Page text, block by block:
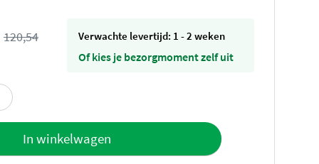
120,54 Verwachte levertijd: 1 - 2 weken
Of kies je bezorgmoment zelf uit
In winkelwagen